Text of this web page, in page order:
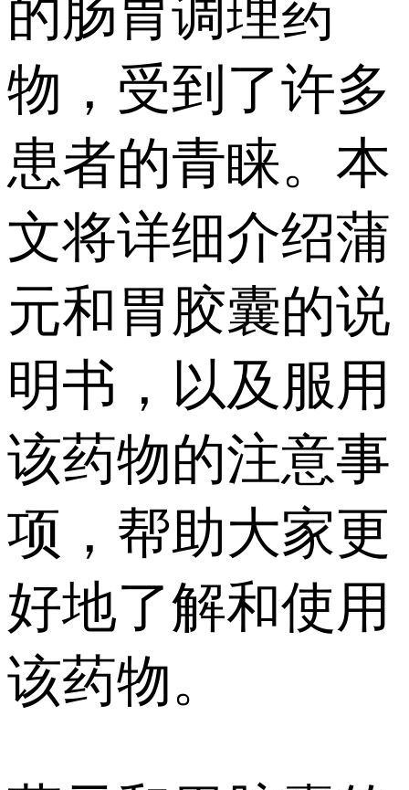
的肠胃调理药
物，受到了许多
患者的青睐。本
文将详细介绍蒲
元和胃胶囊的说
明书，以及服用
该药物的注意事
项，帮助大家更
好地了解和使用
该药物。